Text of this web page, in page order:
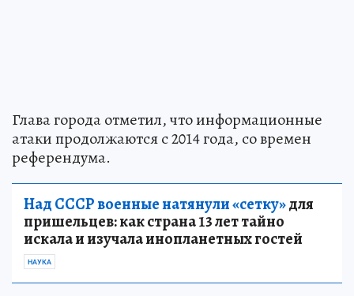
Глава города отметил, что информационные
атаки продолжаются с 2014 года, со времен
референдума.
Над СССР военные натянули «сетку»для
пришельцев: как страна 13 лет тайно
искала и изучала инопланетных гостей
НАУКА